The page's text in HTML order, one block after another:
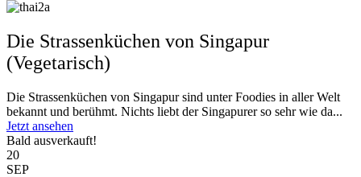
Die Strassenküchen von Singapur
(Vegetarisch)
Die Strassenküchen von Singapur sind unter Foodies in aller Welt
bekannt und berühmt. Nichts liebt der Singapurer so sehr wie da...
Jetzt ansehen
Bald ausverkauft!
20
SEP